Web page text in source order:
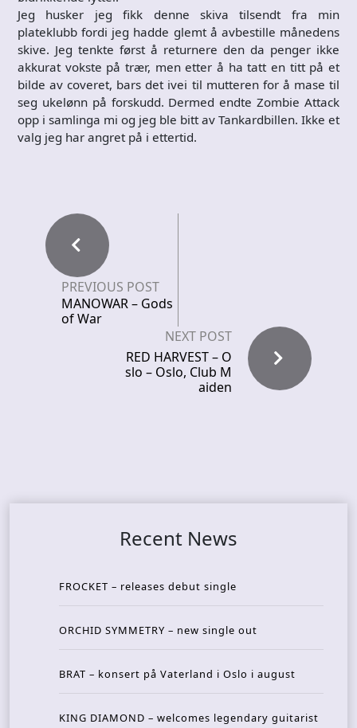
Jeg husker jeg fikk denne skiva tilsendt fra min
plateklubb fordi jeg hadde glemt å avbestille månedens
skive. Jeg tenkte først å returnere den da penger ikke
akkurat vokste på trær, men etter å ha tatt en titt på et
bilde av coveret, bars det ivei til mutteren for å mase til
seg ukelønn på forskudd. Dermed endte Zombie Attack
opp i samlinga mi og jeg ble bitt av Tankardbillen. Ikke et
valg jeg har angret på i ettertid.
PREVIOUS POST
MANOWAR – Gods
of War
NEXT POST
RED HARVEST – O
slo – Oslo, Club M
aiden
Recent News
FROCKET – releases debut single
ORCHID SYMMETRY – new single out
BRAT – konsert på Vaterland i Oslo i august
KING DIAMOND – welcomes legendary guitarist